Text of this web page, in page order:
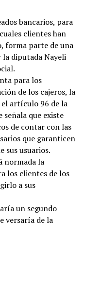
bancarios, para
clientes han
forma parte de una
diputada Nayeli
para los
de los cajeros, la
artículo 96 de la
que existe
de contar con las
que garanticen
sus usuarios.
normada la
los clientes de los
a sus
un segundo
versaría de la